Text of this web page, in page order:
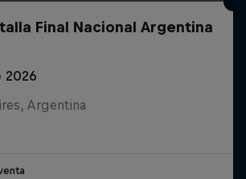
Final Nacional Argentina
2026
Argentina